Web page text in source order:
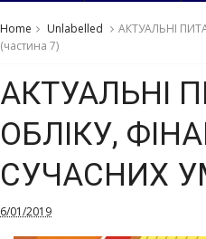
Home Unlabelled
АКТУАЛЬНІ
(частина 7)
АКТУАЛЬНІ
ОБЛІКУ,
СУЧАСНИХ
6/01/2019